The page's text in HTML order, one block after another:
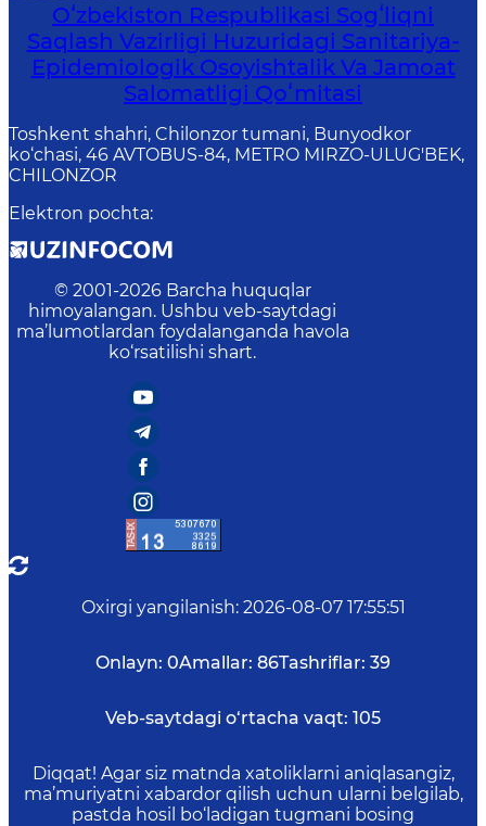
Oʻzbekiston Respublikasi Sogʻliqni
Saqlash Vazirligi Huzuridagi Sanitariya-
Epidemiologik Osoyishtalik Va Jamoat
Salomatligi Qoʻmitasi
Toshkent shahri, Chilonzor tumani, Bunyodkor
ko‘chasi, 46 AVTOBUS-84, METRO MIRZO-ULUG'BEK,
CHILONZOR
Elektron pochta:
© 2001-2026 Barcha huquqlar
himoyalangan. Ushbu veb-saytdagi
ma’lumotlardan foydalanganda havola
ko‘rsatilishi shart.
Oxirgi yangilanish: 2026-08-07 17:55:51
Onlayn: 0Amallar: 86Tashriflar: 39
Veb-saytdagi o‘rtacha vaqt: 105
Diqqat! Agar siz matnda xatoliklarni aniqlasangiz,
ma’muriyatni xabardor qilish uchun ularni belgilab,
pastda hosil bo‘ladigan tugmani bosing